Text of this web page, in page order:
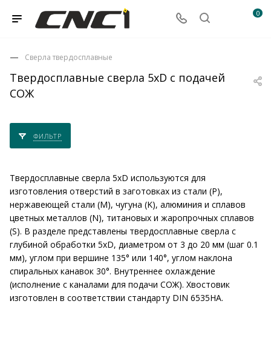
0
Твердосплавные сверла 5xD с подачей
СОЖ
Сверла твердосплавные
ФИЛЬТР
Твердосплавные сверла 5xD используются для
изготовления отверстий в заготовках из стали (P),
нержавеющей стали (M), чугуна (K), алюминия и сплавов
цветных металлов (N), титановых и жаропрочных сплавов
(S). В разделе представлены твердосплавные сверла с
глубиной обработки 5xD, диаметром от 3 до 20 мм (шаг 0.1
мм), углом при вершине 135° или 140°, углом наклона
спиральных канавок 30°. Внутреннее охлаждение
(исполнение с каналами для подачи СОЖ). Хвостовик
изготовлен в соответствии стандарту DIN 6535HA.